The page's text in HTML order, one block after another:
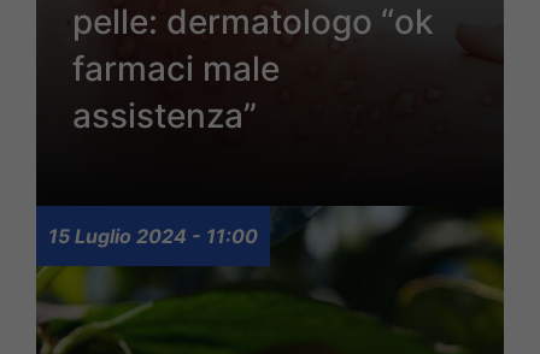
pelle: dermatologo “ok
farmaci male
assistenza”
15 Luglio 2024 - 11:00